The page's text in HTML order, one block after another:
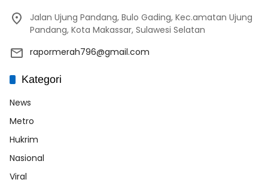
Jalan Ujung Pandang, Bulo Gading, Kec.amatan Ujung
Pandang, Kota Makassar, Sulawesi Selatan
rapormerah796@gmail.com
Kategori
News
Metro
Hukrim
Nasional
Viral